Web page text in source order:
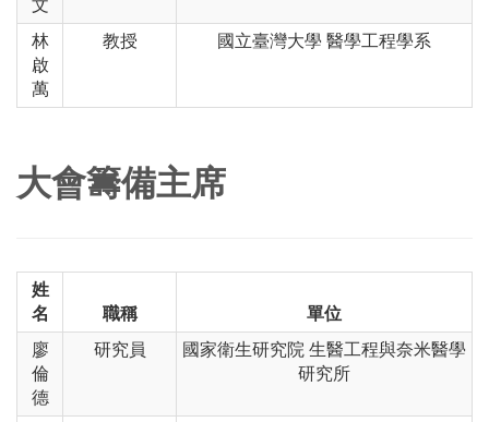
文
林
啟
萬
教授 國立臺灣大學 醫學工程學系
大會籌備主席
姓
名
職稱
單位
廖
倫
德
研究員
國家衛生研究院 生醫工程與奈米醫學
研究所